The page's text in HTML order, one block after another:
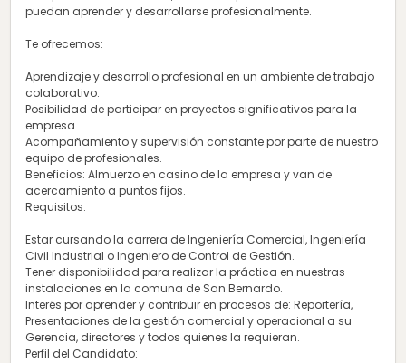
puedan aprender y desarrollarse profesionalmente.
Te ofrecemos:
Aprendizaje y desarrollo profesional en un ambiente de trabajo
colaborativo.
Posibilidad de participar en proyectos significativos para la
empresa.
Acompañamiento y supervisión constante por parte de nuestro
equipo de profesionales.
Beneficios: Almuerzo en casino de la empresa y van de
acercamiento a puntos fijos.
Requisitos:
Estar cursando la carrera de Ingeniería Comercial, Ingeniería
Civil Industrial o Ingeniero de Control de Gestión.
Tener disponibilidad para realizar la práctica en nuestras
instalaciones en la comuna de San Bernardo.
Interés por aprender y contribuir en procesos de: Reportería,
Presentaciones de la gestión comercial y operacional a su
Gerencia, directores y todos quienes la requieran.
Perfil del Candidato: